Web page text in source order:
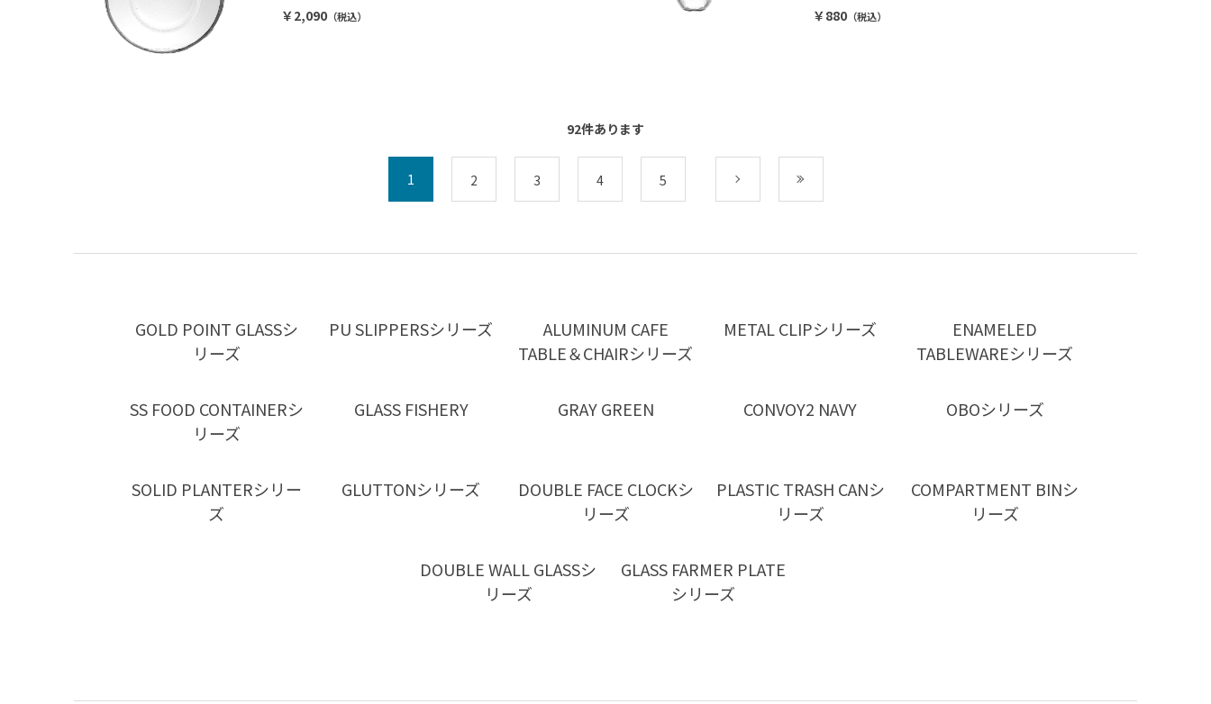
￥2,090（税込）
￥880（税込）
92件あります
1 2 3 4 5
GOLD POINT GLASSシ
リーズ
PU SLIPPERSシリーズ
ALUMINUM CAFE
TABLE＆CHAIRシリーズ
METAL CLIPシリーズ
ENAMELED
TABLEWAREシリーズ
SS FOOD CONTAINERシ
リーズ
GLASS FISHERY GRAY GREEN CONVOY2 NAVY OBOシリーズ
SOLID PLANTERシリー
ズ
GLUTTONシリーズ
DOUBLE FACE CLOCKシ
リーズ
PLASTIC TRASH CANシ
リーズ
COMPARTMENT BINシ
リーズ
DOUBLE WALL GLASSシ
リーズ
GLASS FARMER PLATE
シリーズ